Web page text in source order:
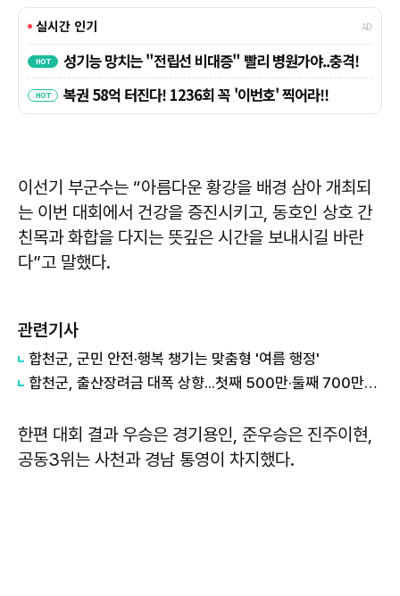
이선기 부군수는 “아름다운 황강을 배경 삼아 개최되
는 이번 대회에서 건강을 증진시키고, 동호인 상호 간
친목과 화합을 다지는 뜻깊은 시간을 보내시길 바란
다”고 말했다.
관련기사
합천군, 군민 안전·행복 챙기는 맞춤형 '여름 행정'
합천군, 출산장려금 대폭 상향...첫째 500만·둘째 700만원 지원
한편 대회 결과 우승은 경기용인, 준우승은 진주이현,
공동3위는 사천과 경남 통영이 차지했다.